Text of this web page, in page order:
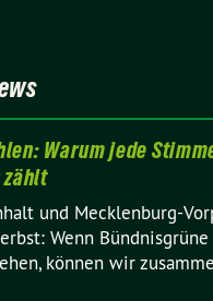
Warum jede
zählt
und Mecklenburg-
Wenn
können wir